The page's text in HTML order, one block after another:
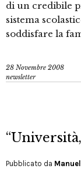
di un credibile
sistema
soddisfare la
28 Novembre 2008
newsletter
Pubblicato da